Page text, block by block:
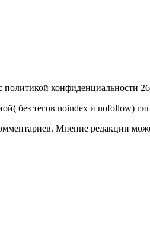
политикой конфиденциальности
без тегов noindex и nofollow)
Мнение редакции